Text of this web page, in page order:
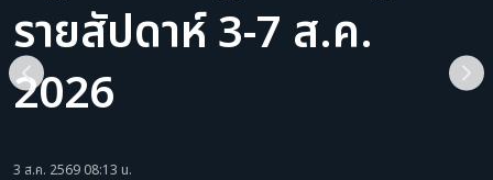
รายสัปดาห์ 3-7 ส.ค.
2026
3 ส.ค. 2569 08:13 น.